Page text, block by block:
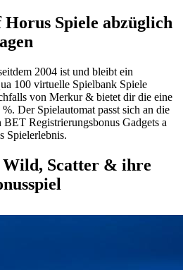
Horus Spiele abzüglich
2004 ist und bleibt ein
100 virtuelle Spielbank Spiele
von Merkur & bietet dir die eine
Der Spielautomat passt sich an die
Registrierungsbonus Gadgets a
Spielerlebnis.
Wild, Scatter & ihre